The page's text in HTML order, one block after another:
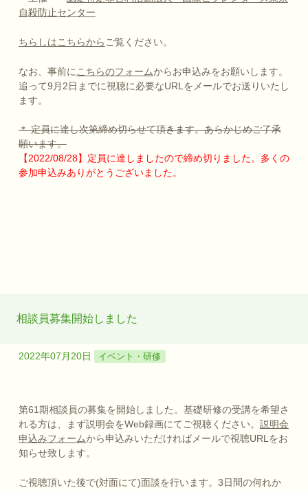
自殺防止センター
ちらしはこちらから ご覧ください。
なお、事前に こちらのフォームからお申込みをお願いします。
追って9月2日までに視聴に必要なURLをメールでお送りいたし
ます。
＊ 定員に達し次第締め切らせて頂きます。あらかじめご了承
願います。
【2022/08/28】定員に達しましたので締め切りました。多くの
参加申込みありがとうございました。
相談員募集開始しました
2022年07月20日 イベント・研修
第61期相談員の募集を開始しました。基礎研修の受講を希望さ
れる方は、まず説明会をWeb録画にてご視聴ください。 説明会
申込みフォームから申込みいただければメールで視聴URLをお
知らせ致します。
ご視聴頂いた後で(対面にて)面談を行います。3日間の何れか